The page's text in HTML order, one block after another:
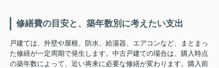
修繕費の目安と、築年数別に考えたい支出
戸建ては、外壁や屋根、防水、給湯器、エアコンなど、まとまっ
た修繕が一定周期で発生します。中古戸建ての場合は、購入時点
の築年数によって、近い将来に必要な修繕が変わります。購入前